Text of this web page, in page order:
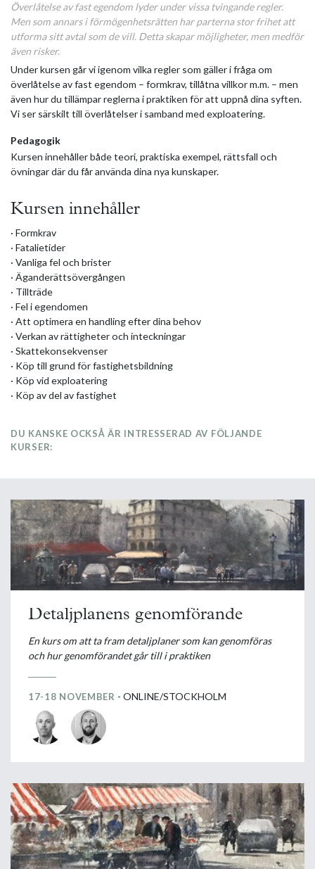
Överlåtelse av fast egendom lyder under vissa tvingande regler.
Men som annars i förmögenhetsrätten har parterna stor frihet att
utforma sitt avtal som de vill. Detta skapar möjligheter, men medför
även risker.
Under kursen går vi igenom vilka regler som gäller i fråga om
överlåtelse av fast egendom – formkrav, tillåtna villkor m.m. – men
även hur du tillämpar reglerna i praktiken för att uppnå dina syften.
Vi ser särskilt till överlåtelser i samband med exploatering.
Pedagogik
Kursen innehåller både teori, praktiska exempel, rättsfall och
övningar där du får använda dina nya kunskaper.
Kursen innehåller
· Formkrav
· Fatalietider
· Vanliga fel och brister
· Äganderättsövergången
· Tillträde
· Fel i egendomen
· Att optimera en handling efter dina behov
· Verkan av rättigheter och inteckningar
· Skattekonsekvenser
· Köp till grund för fastighetsbildning
· Köp vid exploatering
· Köp av del av fastighet
DU KANSKE OCKSÅ ÄR INTRESSERAD AV FÖLJANDE
KURSER:
Detaljplanens genomförande
En kurs om att ta fram detaljplaner som kan genomföras
och hur genomförandet går till i praktiken
17-18 NOVEMBER - ONLINE/STOCKHOLM